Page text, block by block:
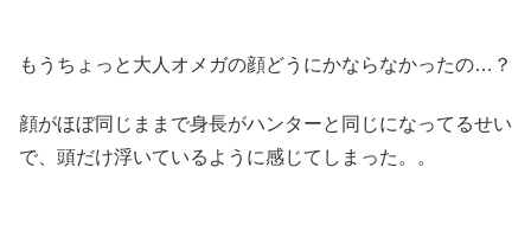
もうちょっと大人オメガの顔どうにかならなかったの…？
顔がほぼ同じままで身長がハンターと同じになってるせい
で、頭だけ浮いているように感じてしまった。。